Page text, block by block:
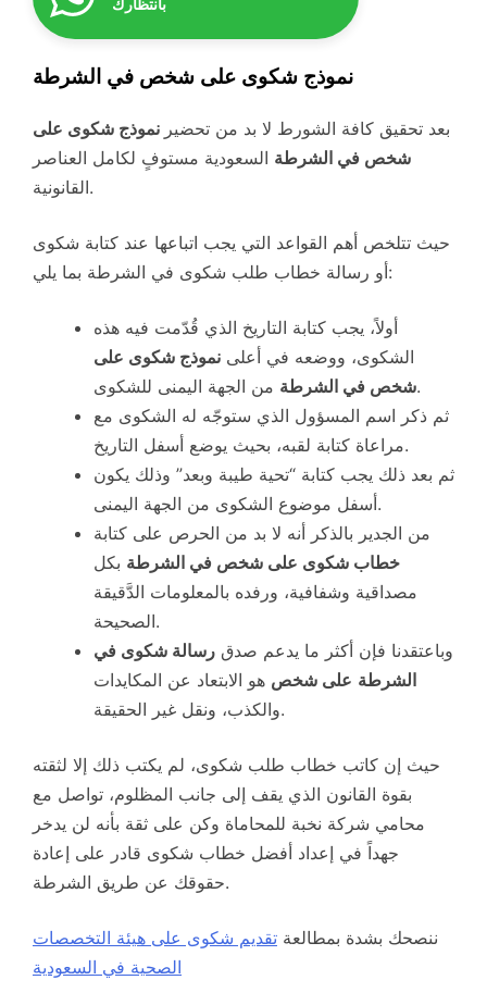
بانتظارك
نموذج شكوى على شخص في الشرطة
بعد تحقيق كافة الشورط لا بد من تحضير نموذج شكوى على
شخص في الشرطة السعودية مستوفٍ لكامل العناصر
القانونية.
حيث تتلخص أهم القواعد التي يجب اتباعها عند كتابة شكوى
أو رسالة خطاب طلب شكوى في الشرطة بما يلي:
أولاً، يجب كتابة التاريخ الذي قُدّمت فيه هذه
الشكوى، ووضعه في أعلى نموذج شكوى على
شخص في الشرطةمن الجهة اليمنى للشكوى.
ثم ذكر اسم المسؤول الذي ستوجّه له الشكوى مع
مراعاة كتابة لقبه، بحيث يوضع أسفل التاريخ.
ثم بعد ذلك يجب كتابة “تحية طيبة وبعد” وذلك يكون
أسفل موضوع الشكوى من الجهة اليمنى.
من الجدير بالذكر أنه لا بد من الحرص على كتابة
خطاب شكوى على شخص في الشرطة بكل
مصداقية وشفافية، ورفده بالمعلومات الدَّقيقة
الصحيحة.
وباعتقدنا فإن أكثر ما يدعم صدق رسالة شكوى في
الشرطة على شخص هو الابتعاد عن المكايدات
والكذب، ونقل غير الحقيقة.
حيث إن كاتب خطاب طلب شكوى، لم يكتب ذلك إلا لثقته
بقوة القانون الذي يقف إلى جانب المظلوم، تواصل مع
محامي شركة نخبة للمحاماة وكن على ثقة بأنه لن يدخر
جهداً في إعداد أفضل خطاب شكوى قادر على إعادة
حقوقك عن طريق الشرطة.
ننصحك بشدة بمطالعة تقديم شكوى على هيئة التخصصات
الصحية في السعودية